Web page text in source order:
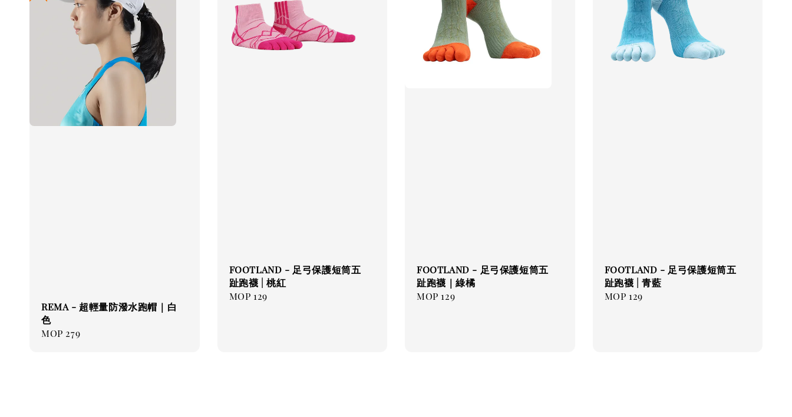
REMA - 超輕量防潑水跑帽｜白
色
Regular
MOP 279
FOOTLAND - 足弓保護短筒五
趾跑襪 | 桃紅
Regular
MOP 129
FOOTLAND - 足弓保護短筒五
趾跑襪｜綠橘
Regular
MOP 129
FOOTLAND - 足弓保護短筒五
趾跑襪 | 青藍
Regular
MOP 129